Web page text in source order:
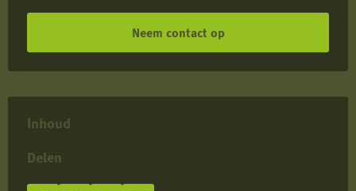
Neem contact op
Inhoud
Delen